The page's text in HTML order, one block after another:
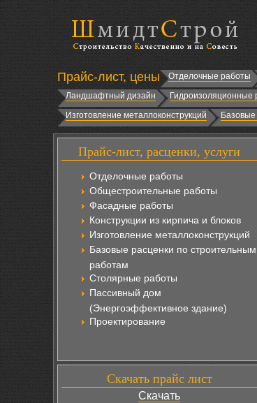
Прайс-лист, цены Отделочные работы
Ландшафтный дизайн
Гидроизоляционные
Изготовление металлоконструкций
Прайс-лист, расценки, услуги
Отделочные работы
Общестроительные работы
Фасадные работы
Конструкции из кирпича и блоков
Изготовление металлоконструкций
Базовые расценки по строительным
работам
Столярные работы
Пассивный дом
(Энергоэффективное здание)
Проектирование
Скачать прайс лист
Скачать